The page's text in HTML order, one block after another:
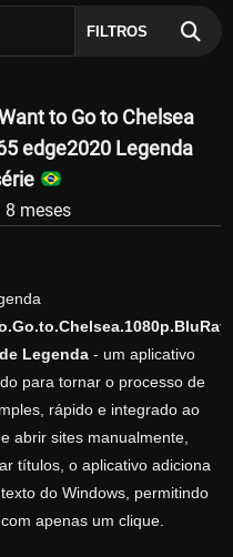
FILTROS
to Go to Chelsea
edge2020 Legenda
meses
Legenda- um aplicativo
para tornar o processo de
rápido e integrado ao
abrir sites manualmente,
títulos, o aplicativo adiciona
do Windows, permitindo
apenas um clique.